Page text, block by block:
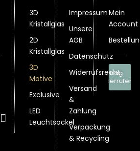
3D
Kristallglas
2D
Kristallglas
3D
Motive
Exclusive
LED
Leuchtsockel
Impressum
Unsere
AGB
Datenschutz
Widerrufsrecht
Versand
&
Zahlung
Verpackung
& Recycling
Mein
Account
Vertrag
widerrufen